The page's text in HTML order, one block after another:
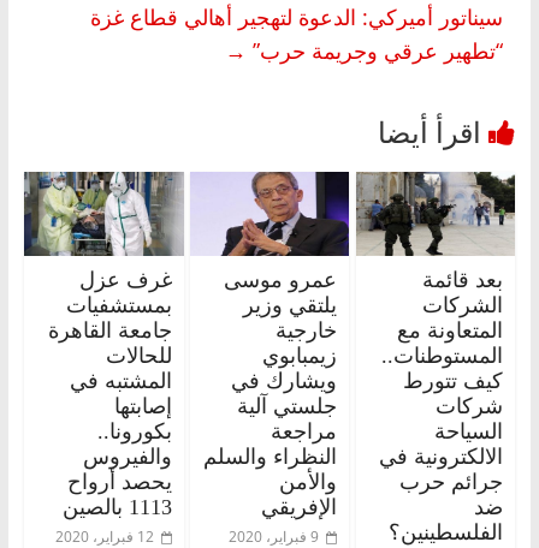
سيناتور أميركي: الدعوة لتهجير أهالي قطاع غزة
“تطهير عرقي وجريمة حرب” →
بعد قائمة
الشركات
المتعاونة مع
المستوطنات..
كيف تتورط
شركات
السياحة
الالكترونية في
جرائم حرب
ضد
الفلسطينين؟
عمرو موسى
يلتقي وزير
خارجية
زيمبابوي
ويشارك في
جلستي آلية
مراجعة
النظراء والسلم
والأمن
الإفريقي
9 فبراير، 2020
غرف عزل
بمستشفيات
جامعة القاهرة
للحالات
المشتبه في
إصابتها
بكورونا..
والفيروس
يحصد أرواح
1113 بالصين
12 فبراير، 2020